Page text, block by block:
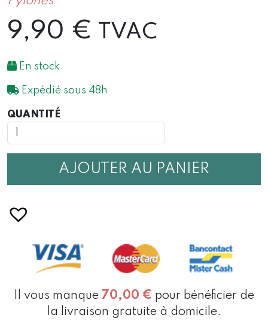
9,90 € TVAC
En stock
Expédié sous 48h
QUANTITÉ
CHAT
BLANC
AJOUTER AU PANIER
Il vous manque 70,00 € pour bénéficier de
la livraison gratuite à domicile.